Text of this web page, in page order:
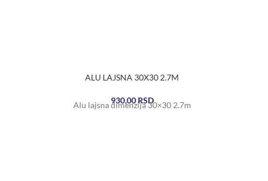
ALU LAJSNA 30X30 2.7M
930,00RSD
Alu lajsna dimenzija 30×30 2.7m